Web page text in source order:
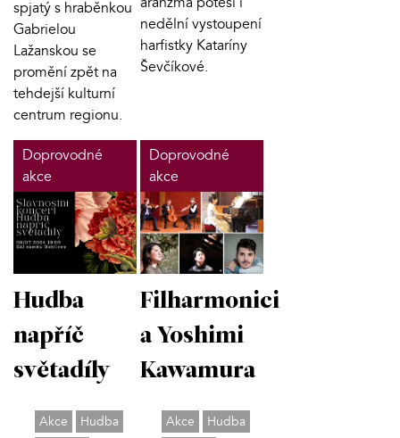
spjatý s hraběnkou
Gabrielou
Lažanskou se
promění zpět na
tehdejší kulturní
centrum regionu.
nedělní vystoupení
harfistky Kataríny
Ševčíkové.
Doprovodné
akce
Hudba
napříč
světadíly
Akce
Hudba
Doprovodné
akce
Filharmonici
a Yoshimi
Kawamura
Akce
Hudba